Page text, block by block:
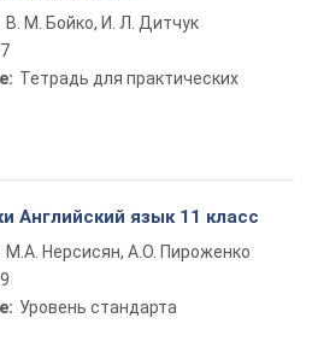
В. М. Бойко, И. Л. Дитчук
Тетрадь для практических
Английский язык 11 класс
М.А. Нерсисян, А.О. Пироженко
Уровень стандарта